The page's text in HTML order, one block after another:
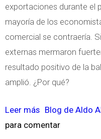
m
i
e
n
t
o
exportaciones durante el
mayoría de los
comercial se contraería.
externas mermaron
resultado positivo de la
amplió. ¿Por qué?
Leer más
o
Blog de Aldo
para comentar